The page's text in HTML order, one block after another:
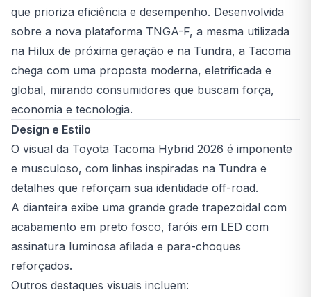
que prioriza eficiência e desempenho. Desenvolvida
sobre a nova plataforma TNGA-F, a mesma utilizada
na Hilux de próxima geração e na Tundra, a Tacoma
chega com uma proposta moderna, eletrificada e
global, mirando consumidores que buscam força,
economia e tecnologia.
Design e Estilo
O visual da Toyota Tacoma Hybrid 2026 é imponente
e musculoso, com linhas inspiradas na Tundra e
detalhes que reforçam sua identidade off-road.
A dianteira exibe uma grande grade trapezoidal com
acabamento em preto fosco, faróis em LED com
assinatura luminosa afilada e para-choques
reforçados.
Outros destaques visuais incluem: